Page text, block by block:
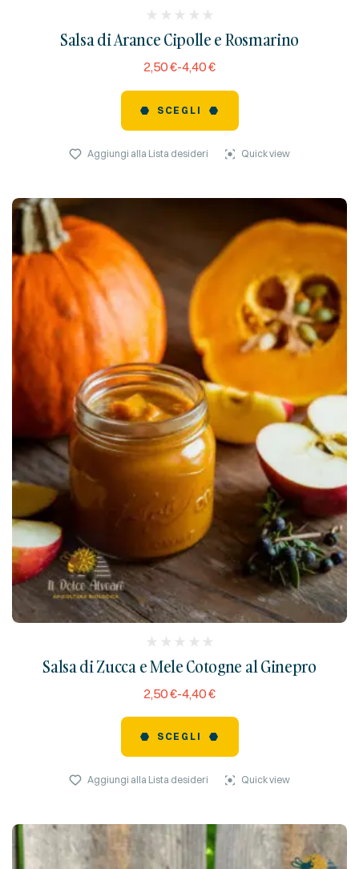
Salsa di Arance Cipolle e Rosmarino
reviews)
2,50€-4,40€
SCEGLI
Aggiungi alla Lista desideri Quick view
Salsa di Zucca e Mele Cotogne al Ginepro
reviews)
2,50€-4,40€
SCEGLI
Aggiungi alla Lista desideri Quick view